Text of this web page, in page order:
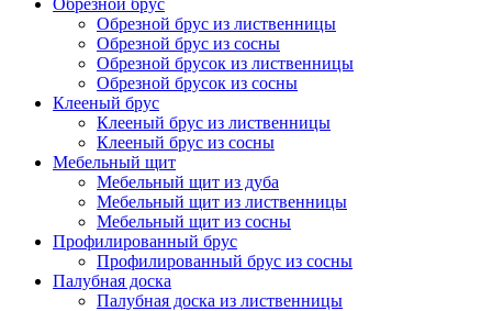
Обрезной брус
Обрезной брус из лиственницы
Обрезной брус из сосны
Обрезной брусок из лиственницы
Обрезной брусок из сосны
Клееный брус
Клееный брус из лиственницы
Клееный брус из сосны
Мебельный щит
Мебельный щит из дуба
Мебельный щит из лиственницы
Мебельный щит из сосны
Профилированный брус
Профилированный брус из сосны
Палубная доска
Палубная доска из лиственницы